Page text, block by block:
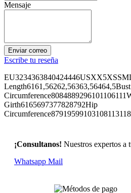
Mensaje
Enviar correo
Escribe tu reseña
Length6161,56262,56363,56464,5Bust
Girth6165697377828792Hip
Circumference87919599103108113118
¡Consultanos! Nuestros expertos a
Whatsapp Mail